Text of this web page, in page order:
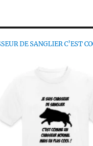
DE SANGLIER C’EST